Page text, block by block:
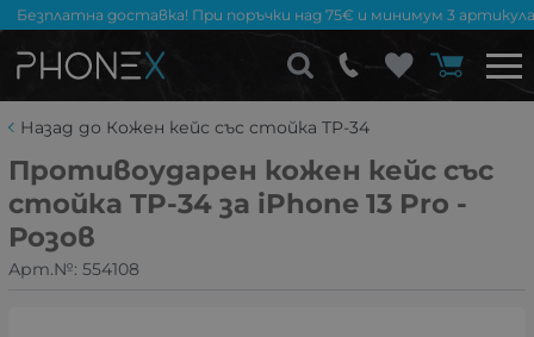
Безплатна доставка! При поръчки над 75€ и минимум 3
Назад до Кожен кейс със стойка TP-34
Противоударен кожен кейс със
стойка TP-34 за iPhone 13 Pro -
Розов
Арт.№: 554108